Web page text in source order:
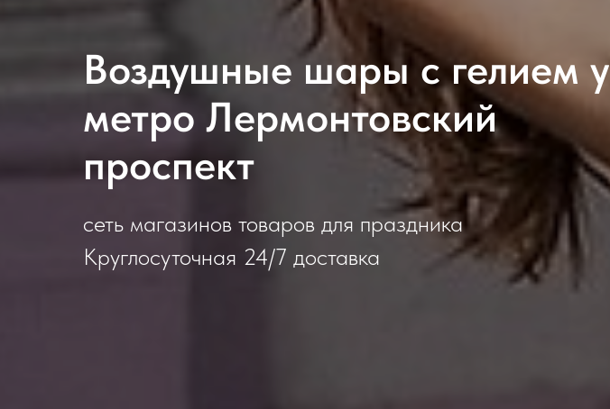
Воздушные шары с гелием у
метро Лермонтовский
проспект
сеть магазинов товаров для праздника
Круглосуточная 24/7 доставка